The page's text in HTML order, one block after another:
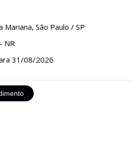
Mariana, São Paulo / SP
NR
31/08/2026